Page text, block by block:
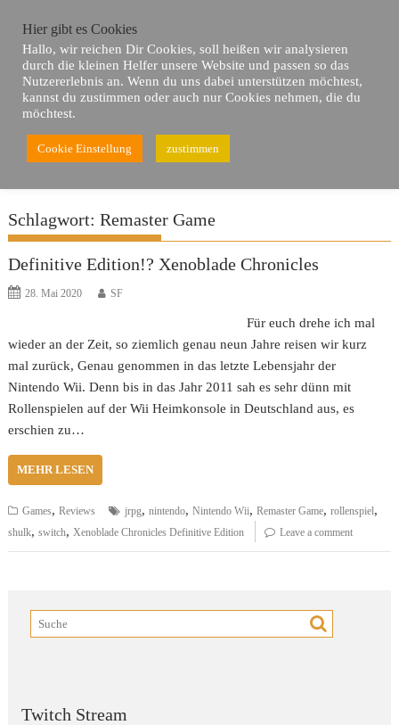
content
Du bist hier Home Remaster Game
Schlagwort:Remaster Game
Definitive Edition!? Xenoblade Chronicles
28. Mai 2020 SF
Für euch drehe ich mal
wieder an der Zeit, so ziemlich genau neun Jahre reisen wir kurz
mal zurück, Genau genommen in das letzte Lebensjahr der
Nintendo Wii. Denn bis in das Jahr 2011 sah es sehr dünn mit
Rollenspielen auf der Wii Heimkonsole in Deutschland aus, es
erschien zu…
MEHR LESEN
Games,Reviews jrpg,nintendo,Nintendo Wii,Remaster Game,rollenspiel,
shulk,switch, Xenoblade Chronicles Definitive Edition Leave a comment
Twitch Stream
Hier gibt es Cookies
Hallo, wir reichen Dir Cookies, soll heißen wir analysieren
durch die kleinen Helfer unsere Website und passen so das
Nutzererlebnis an. Wenn du uns dabei unterstützen möchtest,
kannst du zustimmen oder auch nur Cookies nehmen, die du
möchtest.
Cookie Einstellung zustimmen